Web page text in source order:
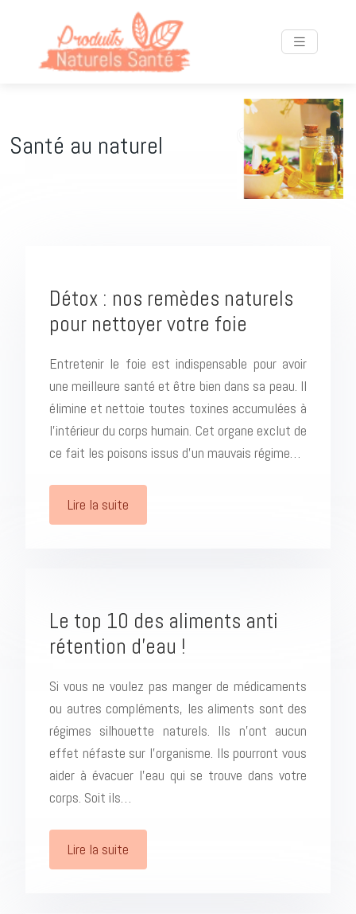
Santé au naturel
Détox : nos remèdes naturels
pour nettoyer votre foie
Entretenir le foie est indispensable pour avoir
une meilleure santé et être bien dans sa peau. Il
élimine et nettoie toutes toxines accumulées à
l’intérieur du corps humain. Cet organe exclut de
ce fait les poisons issus d’un mauvais régime…
Lire la suite
Le top 10 des aliments anti
rétention d’eau !
Si vous ne voulez pas manger de médicaments
ou autres compléments, les aliments sont des
régimes silhouette naturels. Ils n’ont aucun
effet néfaste sur l’organisme. Ils pourront vous
aider à évacuer l’eau qui se trouve dans votre
corps. Soit ils…
Lire la suite